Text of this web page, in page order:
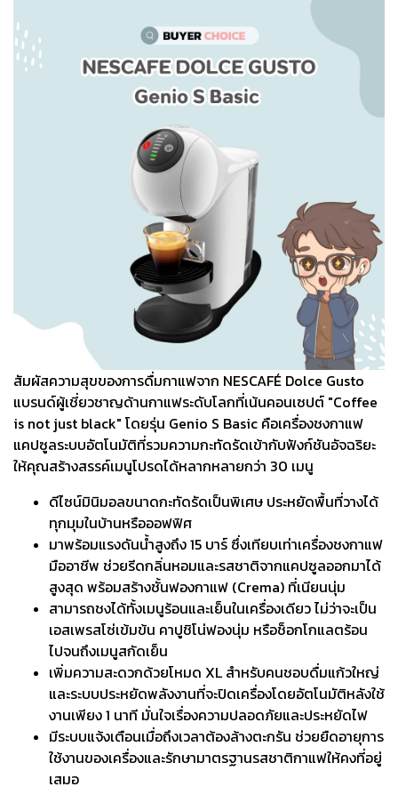
สัมผัสความสุขของการดื่มกาแฟจาก NESCAFÉ Dolce Gusto
แบรนด์ผู้เชี่ยวชาญด้านกาแฟระดับโลกที่เน้นคอนเซปต์ "Coffee
is not just black" โดยรุ่น Genio S Basic คือเครื่องชงกาแฟ
แคปซูลระบบอัตโนมัติที่รวมความกะทัดรัดเข้ากับฟังก์ชันอัจฉริยะ
ให้คุณสร้างสรรค์เมนูโปรดได้หลากหลายกว่า 30 เมนู
ดีไซน์มินิมอลขนาดกะทัดรัดเป็นพิเศษ ประหยัดพื้นที่วางได้
ทุกมุมในบ้านหรือออฟฟิศ
มาพร้อมแรงดันน้ำสูงถึง 15 บาร์ ซึ่งเทียบเท่าเครื่องชงกาแฟ
มืออาชีพ ช่วยรีดกลิ่นหอมและรสชาติจากแคปซูลออกมาได้
สูงสุด พร้อมสร้างชั้นฟองกาแฟ (Crema) ที่เนียนนุ่ม
สามารถชงได้ทั้งเมนูร้อนและเย็นในเครื่องเดียว ไม่ว่าจะเป็น
เอสเพรสโซ่เข้มข้น คาปูชิโน่ฟองนุ่ม หรือช็อกโกแลตร้อน
ไปจนถึงเมนูสกัดเย็น
เพิ่มความสะดวกด้วยโหมด XL สำหรับคนชอบดื่มแก้วใหญ่
และระบบประหยัดพลังงานที่จะปิดเครื่องโดยอัตโนมัติหลังใช้
งานเพียง 1 นาที มั่นใจเรื่องความปลอดภัยและประหยัดไฟ
มีระบบแจ้งเตือนเมื่อถึงเวลาต้องล้างตะกรัน ช่วยยืดอายุการ
ใช้งานของเครื่องและรักษามาตรฐานรสชาติกาแฟให้คงที่อยู่
เสมอ